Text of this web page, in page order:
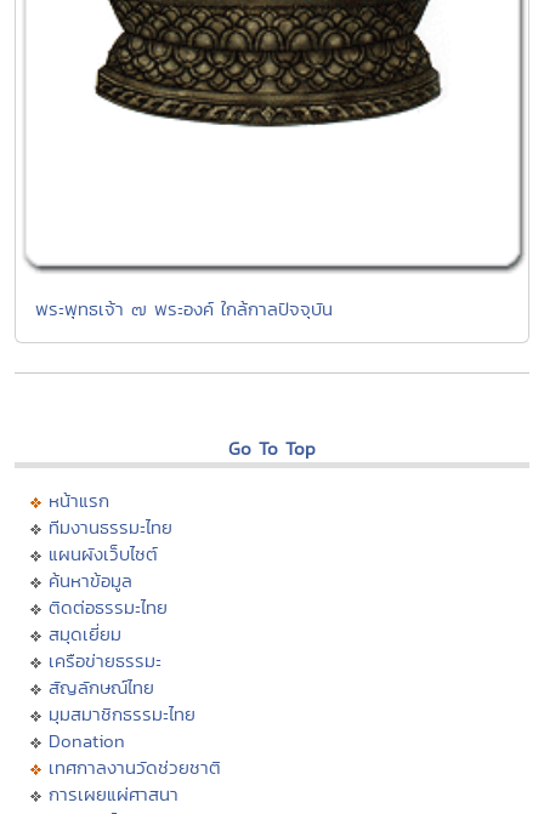
พระพุทธเจ้า ๗ พระองค์ ใกล้กาลปัจจุบัน
Go To Top
หน้าแรก
ทีมงานธรรมะไทย
แผนผังเว็บไซต์
ค้นหาข้อมูล
ติดต่อธรรมะไทย
สมุดเยี่ยม
เครือข่ายธรรมะ
สัญลักษณ์ไทย
มุมสมาชิกธรรมะไทย
Donation
เทศกาลงานวัดช่วยชาติ
การเผยแผ่ศาสนา